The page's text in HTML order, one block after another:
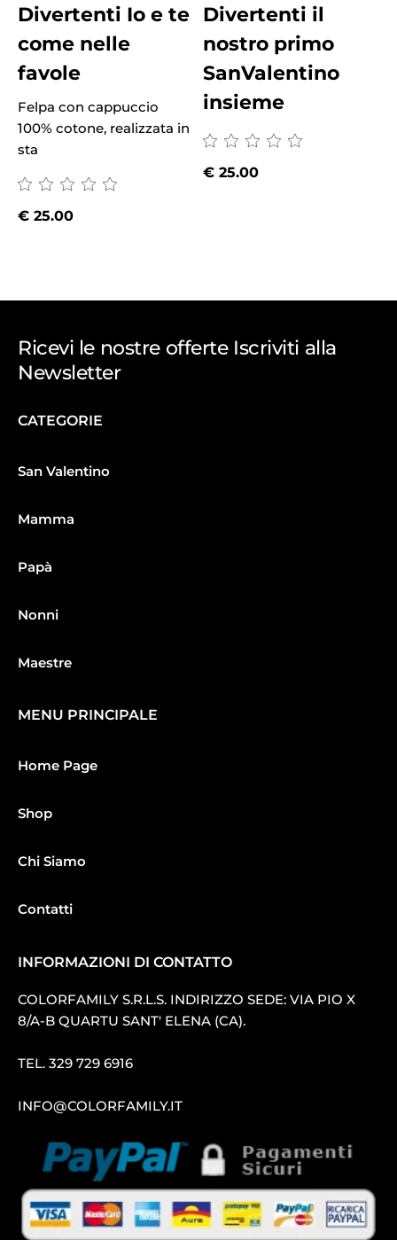
Divertenti Io e te
come nelle
favole
Felpa con cappuccio
100% cotone, realizzata in
sta
€25.00
Divertenti il
nostro primo
SanValentino
insieme
€ 25.00
Ricevi le nostre offerte Iscriviti alla
Newsletter
CATEGORIE
San Valentino
Mamma
Papà
Nonni
Maestre
MENU PRINCIPALE
Home Page
Shop
Chi Siamo
Contatti
INFORMAZIONI DI CONTATTO
COLORFAMILY S.R.L.S. INDIRIZZO SEDE: VIA PIO X
8/A-B QUARTU SANT′ ELENA (CA).
TEL. 329 729 6916
INFO@COLORFAMILY.IT